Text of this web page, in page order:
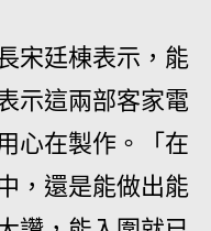
宋廷棟表示，能
示這兩部客家電
心在製作。「在
，還是能做出能